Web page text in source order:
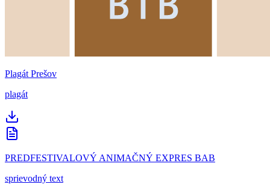
Plagát Prešov
plagát
PREDFESTIVALOVÝ ANIMAČNÝ EXPRES BAB
sprievodný text